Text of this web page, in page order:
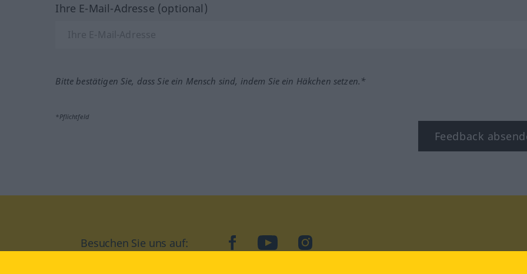
Ihre E-Mail-Adresse (optional)
Bitte bestätigen Sie, dass Sie ein Mensch sind, indem Sie ein Häkchen setzen.*
*Pflichtfeld
Feedback
Besuchen Sie uns auf: facebookYouTubeInstagram